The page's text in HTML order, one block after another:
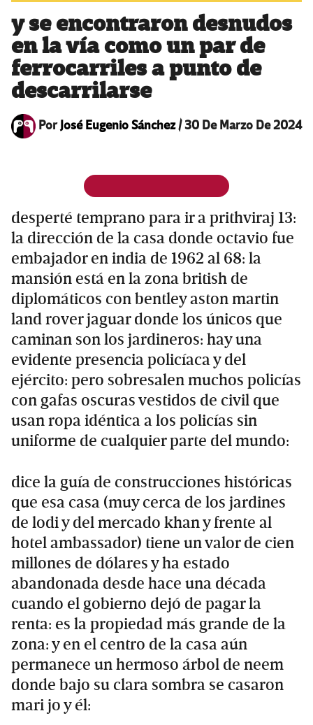
y se encontraron desnudos
en la vía como un par de
ferrocarriles a punto de
descarrilarse
PorJosé Eugenio Sánchez/30 De Marzo De 2024
desperté temprano para ir a prithviraj 13:
la dirección de la casa donde octavio fue
embajador en india de 1962 al 68: la
mansión está en la zona british de
diplomáticos con bentley aston martin
land rover jaguar donde los únicos que
caminan son los jardineros: hay una
evidente presencia policíaca y del
ejército: pero sobresalen muchos policías
con gafas oscuras vestidos de civil que
usan ropa idéntica a los policías sin
uniforme de cualquier parte del mundo:
dice la guía de construcciones históricas
que esa casa (muy cerca de los jardines
de lodi y del mercado khan y frente al
hotel ambassador) tiene un valor de cien
millones de dólares y ha estado
abandonada desde hace una década
cuando el gobierno dejó de pagar la
renta: es la propiedad más grande de la
zona: y en el centro de la casa aún
permanece un hermoso árbol de neem
donde bajo su clara sombra se casaron
mari jo y él: